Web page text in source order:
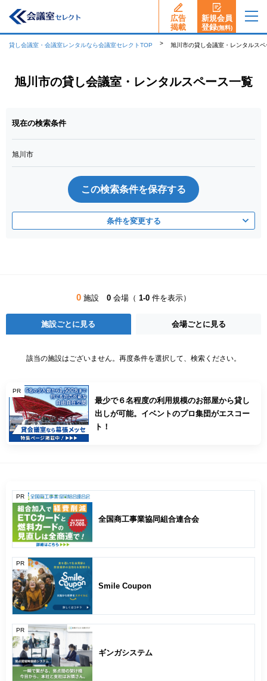
広告
揭載
新規会員
登録(無料)
貸し会議室・会議室レンタルなら会議室セレクトTOP 旭川市の貸し会議室・レンタルス
旭川市の貸し会議室・レンタルスペース一覧
現在の検索条件
旭川市
この検索条件を保存する
条件を変更する
0 施設 0 会場（ 1-0 件を表示）
施設ごとに見る 会場ごとに見る
該当の施設はございません。再度条件を選択して、検索ください。
PR
最少で６名程度の利用規模のお部屋から貸し
出しが可能。イベントのプロ集団がエスコー
ト！
PR
全国商工事業協同組合連合会
PR
Smile Coupon
PR
ギンガシステム